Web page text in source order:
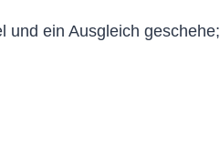
und ein Ausgleich geschehe;